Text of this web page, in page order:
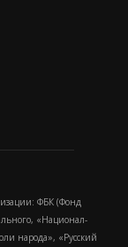
ФБК (Фонд
«Национал-
народа», «Русский